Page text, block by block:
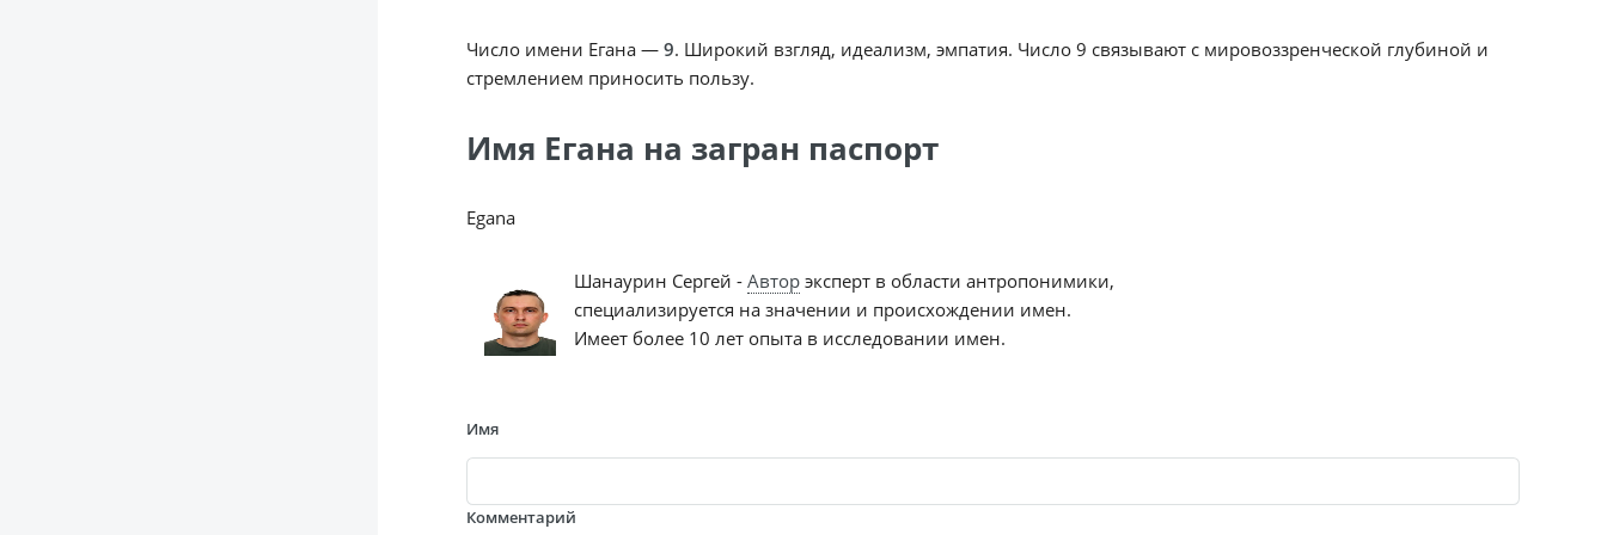
Число имени Егана — 9. Широкий взгляд, идеализм, эмпатия. Число 9 связывают с мировоззренческой глубиной и
стремлением приносить пользу.
Имя Егана на загран паспорт
Egana
Шанаурин Сергей - Авторэксперт в области антропонимики,
специализируется на значении и происхождении имен.
Имеет более 10 лет опыта в исследовании имен.
Имя
Комментарий